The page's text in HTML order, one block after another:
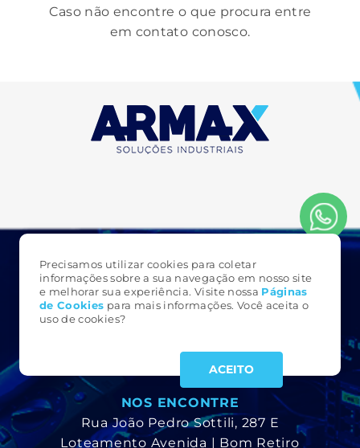
Precisamos utilizar cookies para coletar
informações sobre a sua navegação em nosso site
e melhorar sua experiência. Visite nossa Páginas
de Cookies para mais informações. Você aceita o
uso de cookies?
ACEITO
Caso não encontre o que procura entre
em contato conosco.
NOS ENCONTRE
Rua João Pedro Sottili, 287 E
Loteamento Avenida | Bom Retiro
FALE CONOSCO
(49)3323 6161